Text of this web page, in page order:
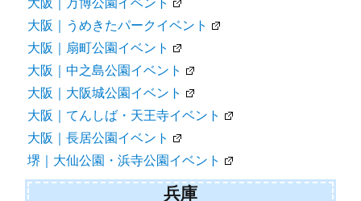
大阪
大阪イベント
大阪｜万博公園イベント
大阪｜うめきたパークイベント
大阪｜扇町公園イベント
大阪｜中之島公園イベント
大阪｜大阪城公園イベント
大阪｜てんしば・天王寺イベント